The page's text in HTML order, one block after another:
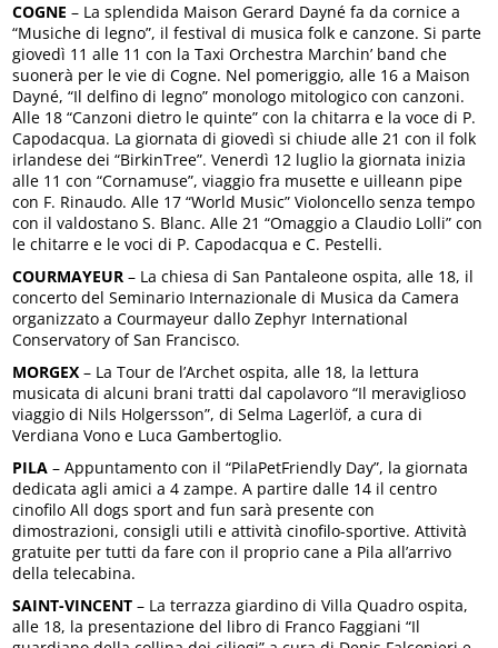
COGNE – La splendida Maison Gerard Dayné fa da cornice a
“Musiche di legno”, il festival di musica folk e canzone. Si parte
giovedì 11 alle 11 con la Taxi Orchestra Marchin’ band che
suonerà per le vie di Cogne. Nel pomeriggio, alle 16 a Maison
Dayné, “Il delfino di legno” monologo mitologico con canzoni.
Alle 18 “Canzoni dietro le quinte” con la chitarra e la voce di P.
Capodacqua. La giornata di giovedì si chiude alle 21 con il folk
irlandese dei “BirkinTree”. Venerdì 12 luglio la giornata inizia
alle 11 con “Cornamuse”, viaggio fra musette e uilleann pipe
con F. Rinaudo. Alle 17 “World Music” Violoncello senza tempo
con il valdostano S. Blanc. Alle 21 “Omaggio a Claudio Lolli” con
le chitarre e le voci di P. Capodacqua e C. Pestelli.
COURMAYEUR – La chiesa di San Pantaleone ospita, alle 18, il
concerto del Seminario Internazionale di Musica da Camera
organizzato a Courmayeur dallo Zephyr International
Conservatory of San Francisco.
MORGEX – La Tour de l’Archet ospita, alle 18, la lettura
musicata di alcuni brani tratti dal capolavoro “Il meraviglioso
viaggio di Nils Holgersson”, di Selma Lagerlöf, a cura di
Verdiana Vono e Luca Gambertoglio.
PILA – Appuntamento con il “PilaPetFriendly Day”, la giornata
dedicata agli amici a 4 zampe. A partire dalle 14 il centro
cinofilo All dogs sport and fun sarà presente con
dimostrazioni, consigli utili e attività cinofilo-sportive. Attività
gratuite per tutti da fare con il proprio cane a Pila all’arrivo
della telecabina.
SAINT-VINCENT – La terrazza giardino di Villa Quadro ospita,
alle 18, la presentazione del libro di Franco Faggiani “Il